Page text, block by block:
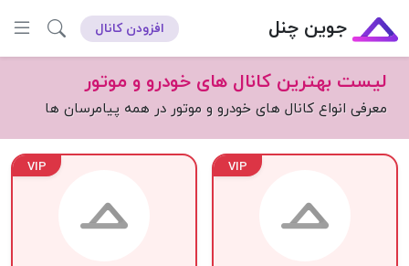
جوین چنل افزودن کانال
لیست بهترین کانال های خودرو و موتور
معرفی انواع کانال های خودرو و موتور در همه پیامرسان ها
VIP
VIP